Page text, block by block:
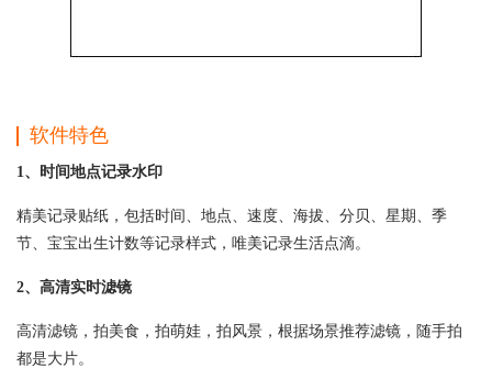
软件特色
1、时间地点记录水印
精美记录贴纸，包括时间、地点、速度、海拔、分贝、星期、季
节、宝宝出生计数等记录样式，唯美记录生活点滴。
2、高清实时滤镜
高清滤镜，拍美食，拍萌娃，拍风景，根据场景推荐滤镜，随手拍
都是大片。